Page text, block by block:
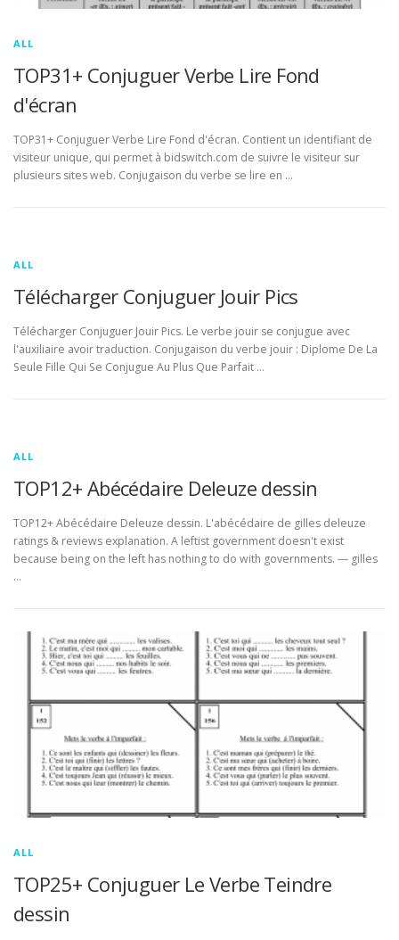
ALL
TOP31+ Conjuguer Verbe Lire Fond
d'écran
TOP31+ Conjuguer Verbe Lire Fond d'écran. Contient un identifiant de
visiteur unique, qui permet à bidswitch.com de suivre le visiteur sur
plusieurs sites web. Conjugaison du verbe se lire en …
ALL
Télécharger Conjuguer Jouir Pics
Télécharger Conjuguer Jouir Pics. Le verbe jouir se conjugue avec
l'auxiliaire avoir traduction. Conjugaison du verbe jouir : Diplome De La
Seule Fille Qui Se Conjugue Au Plus Que Parfait …
ALL
TOP12+ Abécédaire Deleuze dessin
TOP12+ Abécédaire Deleuze dessin. L'abécédaire de gilles deleuze
ratings & reviews explanation. A leftist government doesn't exist
because being on the left has nothing to do with governments. ― gilles
…
ALL
TOP25+ Conjuguer Le Verbe Teindre
dessin